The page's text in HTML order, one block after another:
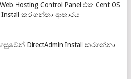
Hosting Control Panel එක Cent OS
Install කර ගන්නා ආකාරය
DirectAdmin Install කරගන්නා